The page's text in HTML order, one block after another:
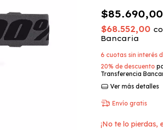
$85.690,00
$68.552,00
Bancaria
6 cuotas sin interés
20% de descuento
Transferencia
Ver más detalles
Envío gratis
¡No te lo pierdas,